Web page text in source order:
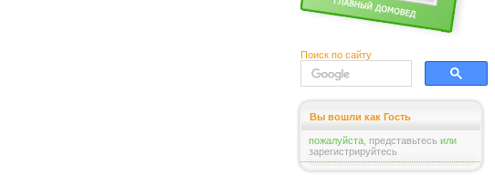
Поиск по сайту
Вы вошли как Гость
пожалуйста, представьтесь или
зарегистрируйтесь